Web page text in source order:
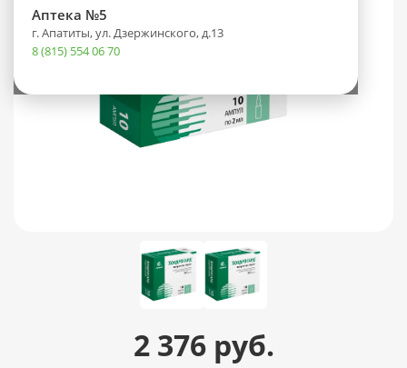
Аптека №5
г. Апатиты, ул. Дзержинского, д.13
8 (815) 554 06 70
2 376 руб.